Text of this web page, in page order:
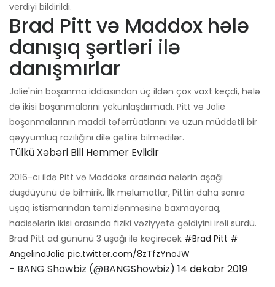
verdiyi bildirildi.
Brad Pitt və Maddox hələ
danışıq şərtləri ilə
danışmırlar
Jolie'nin boşanma iddiasından üç ildən çox vaxt keçdi, hələ
də ikisi boşanmalarını yekunlaşdırmadı. Pitt və Jolie
boşanmalarının maddi təfərrüatlarını və uzun müddətli bir
qəyyumluq razılığını dilə gətirə bilmədilər.
Tülkü Xəbəri Bill Hemmer Evlidir
2016-cı ildə Pitt və Maddoks arasında nələrin aşağı
düşdüyünü də bilmirik. İlk məlumatlar, Pittin daha sonra
uşaq istismarından təmizlənməsinə baxmayaraq,
hadisələrin ikisi arasında fiziki vəziyyətə gəldiyini irəli sürdü.
Brad Pitt ad gününü 3 uşağı ilə keçirəcək #Brad Pitt #
AngelinaJolie pic.twitter.com/8zTfzYnoJW
- BANG Showbiz (@BANGShowbiz) 14 dekabr 2019